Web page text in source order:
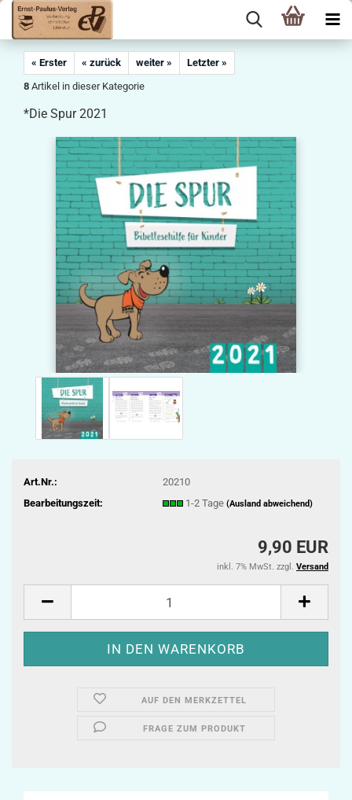
« Erster « zurück weiter »
Letzter »
8 Artikel in dieser Kategorie
*Die Spur 2021
Art.Nr.:
20210
Bearbeitungszeit:
1-2 Tage (Ausland abweichend)
9,90 EUR
inkl. 7% MwSt. zzgl. Versand
AUF DEN MERKZETTEL
FRAGE ZUM PRODUKT